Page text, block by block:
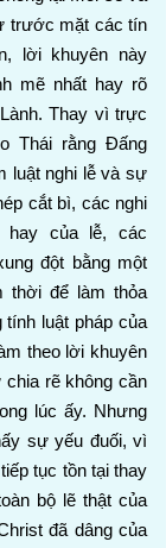
trước mặt các tín
lời khuyên này
mẽ nhất hay rõ
Thay vì trực
Thái rằng Đấng
luật nghi lễ và sự
cắt bì, các nghi
hay của lễ, các
đột bằng một
thời để làm thỏa
tính luật pháp của
theo lời khuyên
rẽ không cần
lúc ấy. Nhưng
sự yếu đuối, vì
tục tồn tại thay
bộ lẽ thật của
đã dâng của